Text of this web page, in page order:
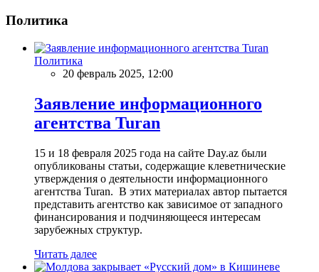
Политика
Политика
20 февраль 2025, 12:00
Заявление информационного
агентства Turan
15 и 18 февраля 2025 года на сайте Day.az были
опубликованы статьи, содержащие клеветнические
утверждения о деятельности информационного
агентства Turan. В этих материалах автор пытается
представить агентство как зависимое от западного
финансирования и подчиняющееся интересам
зарубежных структур.
Читать далее